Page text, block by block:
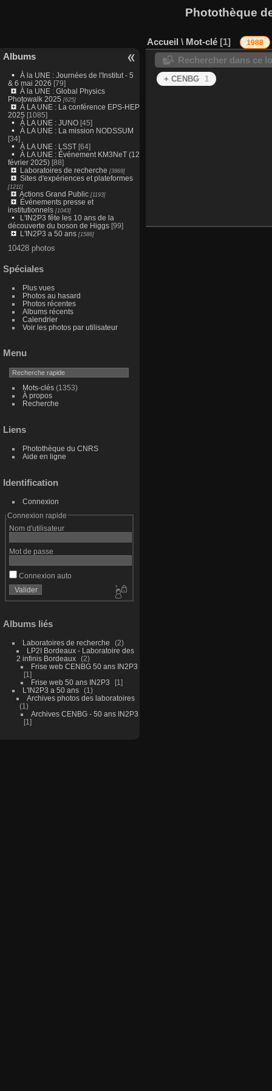
Photothèque
Albums
À la UNE : Journées de l'Institut - 5
& 6 mai 2026 [79]
À la UNE : Global Physics
Photowalk 2025 [625]
À LA UNE : La conférence EPS-HEP
2025 [1085]
À LA UNE : JUNO [45]
À LA UNE : La mission NODSSUM
[34]
À LA UNE : LSST[64]
À LA UNE : Événement KM3NeT (12
février 2025)[88]
Laboratoires de recherche [3869]
Sites d'expériences et plateformes
[1211]
Actions Grand Public[1193]
Événements presse et
institutionnels[1043]
L'IN2P3 fête les 10 ans de la
découverte du boson de Higgs[99]
L'IN2P3 a 50 ans[1586]
10428 photos
Spéciales
Plus vues
Photos au hasard
Photos récentes
Albums récents
Calendrier
Voir les photos par utilisateur
Menu
Mots-clés(1353)
À propos
Recherche
Liens
Photothèque du CNRS
Aide en ligne
Identification
Connexion
Connexion rapide
Nom d'utilisateur
Mot de passe
Connexion auto
Albums liés
Laboratoires de recherche
2
LP2I Bordeaux - Laboratoire des
2 infinis Bordeaux
2
Frise web CENBG 50 ans IN2P3
1
Frise web 50 ans IN2P3
1
L'IN2P3 a 50 ans
1
Archives photos des laboratoires
1
Archives CENBG - 50 ans IN2P3
1
Accueil \ Mot-clé 1 1988
Rechercher dans ce
+ CENBG 1